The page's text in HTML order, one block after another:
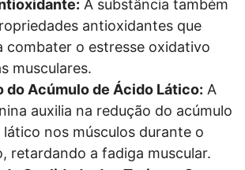
A substância também
antioxidantes que
combater o estresse oxidativo
musculares.
do Acúmulo de Ácido Lático: A
auxilia na redução do acúmulo
lático nos músculos durante o
retardando a fadiga muscular.